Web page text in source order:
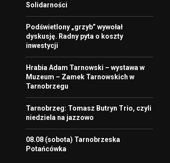
Solidarności
Podświetlony „grzyb” wywołał
dyskusję. Radny pyta o koszty
inwestycji
Hrabia Adam Tarnowski – wystawa w
Muzeum – Zamek Tarnowskich w
Tarnobrzegu
Tarnobrzeg: Tomasz Butryn Trio, czyli
niedziela na jazzowo
08.08 (sobota) Tarnobrzeska
Potańcówka